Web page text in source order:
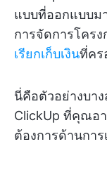
แบบที่ออกแบบม
การจัดการโคร
เรียกเก็บเงินที่คร
นี่คือตัวอย่างบา
ClickUp ที่คุณอ
ต้องการด้านการ